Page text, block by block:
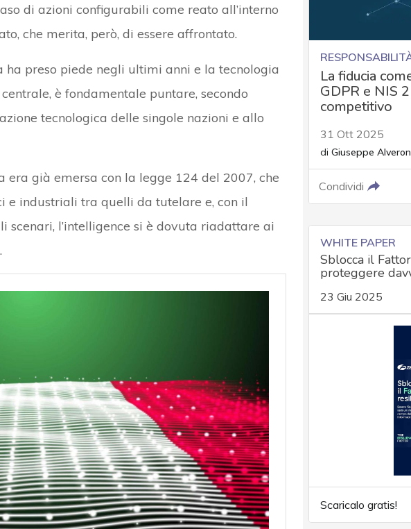
di azioni configurabili come reato all’interno
che merita, però, di essere affrontato.
ha preso piede negli ultimi anni e la tecnologia
è fondamentale puntare, secondo
tecnologica delle singole nazioni e allo
era già emersa con la legge 124 del 2007, che
e industriali tra quelli da tutelare e, con il
l’intelligence si è dovuta riadattare ai
La fiducia
GDPR e NIS
competitivo
31 Ott 2025
di Giuseppe
Condividi
WHITE PAPER
Sblocca il
proteggere
23 Giu 2025
Scaricalo gratis!